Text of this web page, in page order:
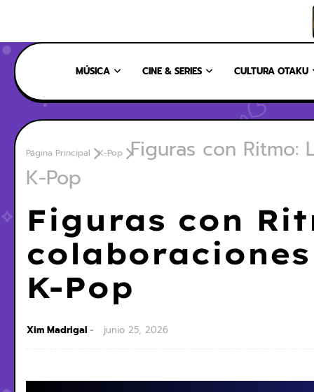
MÚSICA CINE & SERIES CULTURA OTAKU
Página Principal K-Pop
Figuras con Ritmo:
K-Pop
Figuras con
K-Pop
Xim Madrigal junio 25, 2026